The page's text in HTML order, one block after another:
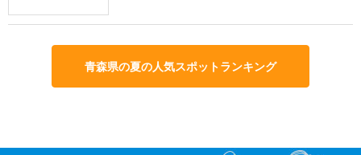
青森県の夏の人気スポットランキング